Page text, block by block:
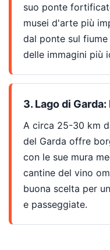
suo ponte
musei d'arte più
dal ponte sul
delle immagini più
3. Lago di
A circa 25-30 km
del Garda offre
con le sue mura
cantine del vino
buona scelta per
e passeggiate.